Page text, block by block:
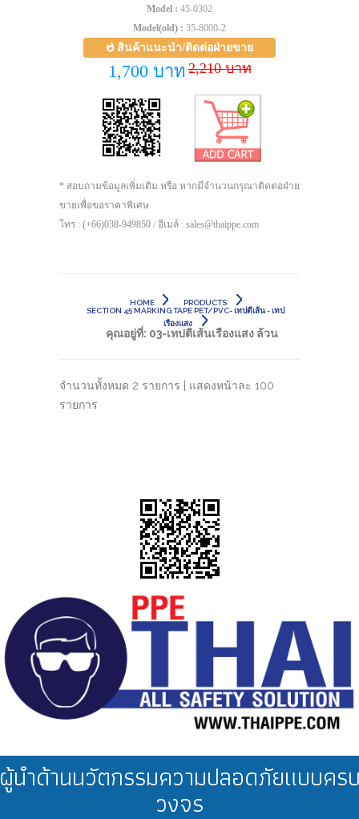
Model : 45-0302
Model(old) : 35-8000-2
สินค้าแนะนำ/ติดต่อฝ่ายขาย
1,700 บาท 2,210 บาท
* สอบถามข้อมูลเพิ่มเติม หรือ หากมีจำนวนกรุณาติดต่อฝ่าย
ขายเพื่อขอราคาพิเศษ
โทร : (+66)038-949850 / อีเมล์ : sales@thaippe.com
HOME
PRODUCTS
SECTION 45 MARKING TAPE PET/PVC- เทปตีเส้น - เทป
เรืองแสง
คุณอยู่ที่: 03-เทปตีเส้นเรืองแสง ล้วน
จำนวนทั้งหมด 2 รายการ | แสดงหน้าละ 100
รายการ
นำด้านนวัตกรรมความปลอดภัยแบบคร
วงจร